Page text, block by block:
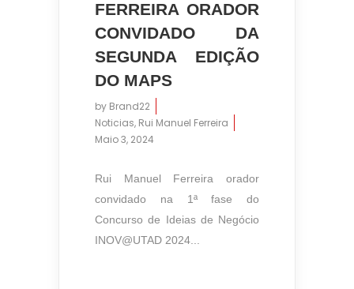
FERREIRA ORADOR
CONVIDADO DA
SEGUNDA EDIÇÃO
DO MAPS
by Brand22
Noticias, Rui Manuel Ferreira
Maio 3, 2024
Rui Manuel Ferreira orador
convidado na 1ª fase do
Concurso de Ideias de Negócio
INOV@UTAD 2024...